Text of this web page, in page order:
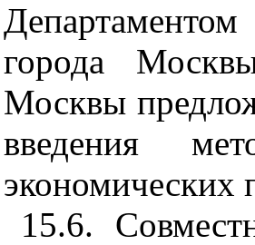
города
Москвы
введения
экономических
15.6.